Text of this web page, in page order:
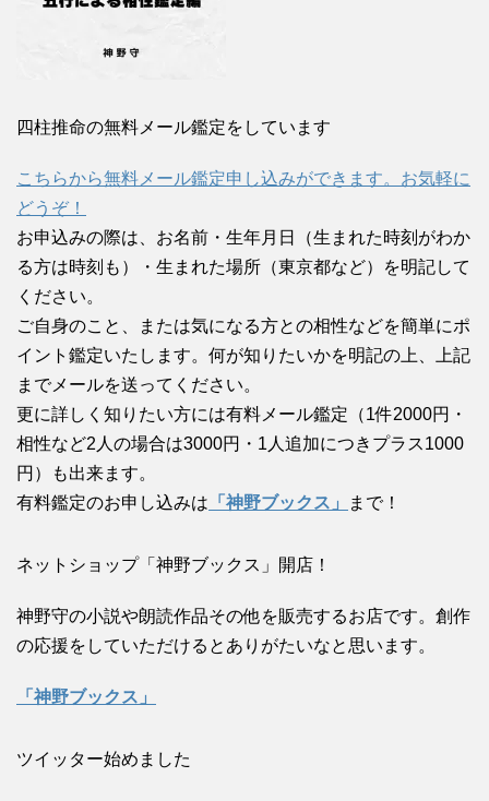
四柱推命の無料メール鑑定をしています
こちらから無料メール鑑定申し込みができます。お気軽に
どうぞ！
お申込みの際は、お名前・生年月日（生まれた時刻がわか
る方は時刻も）・生まれた場所（東京都など）を明記して
ください。
ご自身のこと、または気になる方との相性などを簡単にポ
イント鑑定いたします。何が知りたいかを明記の上、上記
までメールを送ってください。
更に詳しく知りたい方には有料メール鑑定（1件2000円・
相性など2人の場合は3000円・1人追加につきプラス1000
円）も出来ます。
有料鑑定のお申し込みは 「神野ブックス」 まで！
ネットショップ「神野ブックス」開店！
神野守の小説や朗読作品その他を販売するお店です。創作
の応援をしていただけるとありがたいなと思います。
「神野ブックス」
ツイッター始めました